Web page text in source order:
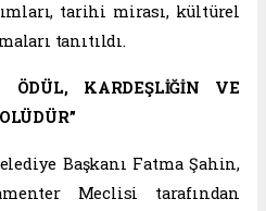
tarihi mirası, kültürel
tanıtıldı.
KARDEŞLİĞİN VE
Başkanı Fatma Şahin,
Meclisi tarafından